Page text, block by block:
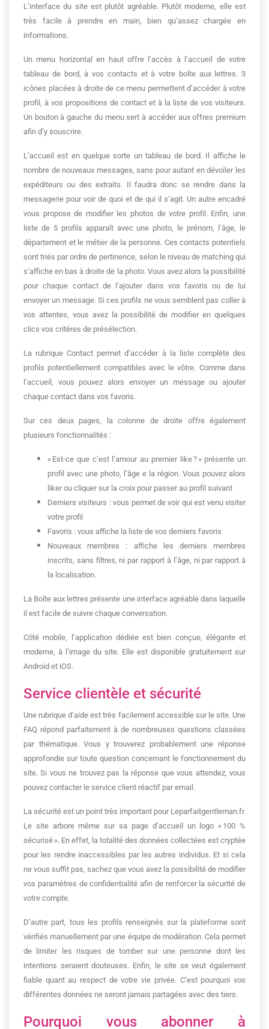
L’interface du site est plutôt agréable. Plutôt moderne, elle est
très facile à prendre en main, bien qu’assez chargée en
informations.
Un menu horizontal en haut offre l’accès à l’accueil de votre
tableau de bord, à vos contacts et à votre boîte aux lettres. 3
icônes placées à droite de ce menu permettent d’accéder à votre
profil, à vos propositions de contact et à la liste de vos visiteurs.
Un bouton à gauche du menu sert à accéder aux offres premium
afin d’y souscrire.
L’accueil est en quelque sorte un tableau de bord. Il affiche le
nombre de nouveaux messages, sans pour autant en dévoiler les
expéditeurs ou des extraits. Il faudra donc se rendre dans la
messagerie pour voir de quoi et de qui il s’agit. Un autre encadré
vous propose de modifier les photos de votre profil. Enfin, une
liste de 5 profils apparaît avec une photo, le prénom, l’âge, le
département et le métier de la personne. Ces contacts potentiels
sont triés par ordre de pertinence, selon le niveau de matching qui
s’affiche en bas à droite de la photo. Vous avez alors la possibilité
pour chaque contact de l’ajouter dans vos favoris ou de lui
envoyer un message. Si ces profils ne vous semblent pas coller à
vos attentes, vous avez la possibilité de modifier en quelques
clics vos critères de présélection.
La rubrique Contact permet d’accéder à la liste complète des
profils potentiellement compatibles avec le vôtre. Comme dans
l’accueil, vous pouvez alors envoyer un message ou ajouter
chaque contact dans vos favoris.
Sur ces deux pages, la colonne de droite offre également
plusieurs fonctionnalités :
« Est-ce que c’est l’amour au premier like ? » présente un
profil avec une photo, l’âge e la région. Vous pouvez alors
liker ou cliquer sur la croix pour passer au profil suivant
Derniers visiteurs : vous permet de voir qui est venu visiter
votre profil
Favoris : vous affiche la liste de vos derniers favoris
Nouveaux membres : affiche les derniers membres
inscrits, sans filtres, ni par rapport à l’âge, ni par rapport à
la localisation.
La Boîte aux lettres présente une interface agréable dans laquelle
il est facile de suivre chaque conversation.
Côté mobile, l’application dédiée est bien conçue, élégante et
moderne, à l’image du site. Elle est disponible gratuitement sur
Android et iOS.
Service clientèle et sécurité
Une rubrique d’aide est très facilement accessible sur le site. Une
FAQ répond parfaitement à de nombreuses questions classées
par thématique. Vous y trouverez probablement une réponse
approfondie sur toute question concernant le fonctionnement du
site. Si vous ne trouvez pas la réponse que vous attendez, vous
pouvez contacter le service client réactif par email.
La sécurité est un point très important pour Leparfaitgentleman.fr.
Le site arbore même sur sa page d’accueil un logo « 100 %
sécurisé ». En effet, la totalité des données collectées est cryptée
pour les rendre inaccessibles par les autres individus. Et si cela
ne vous suffit pas, sachez que vous avez la possibilité de modifier
vos paramètres de confidentialité afin de renforcer la sécurité de
votre compte.
D’autre part, tous les profils renseignés sur la plateforme sont
vérifiés manuellement par une équipe de modération. Cela permet
de limiter les risques de tomber sur une personne dont les
intentions seraient douteuses. Enfin, le site se veut également
fiable quant au respect de votre vie privée. C’est pourquoi vos
différentes données ne seront jamais partagées avec des tiers.
Pourquoi vous abonner à